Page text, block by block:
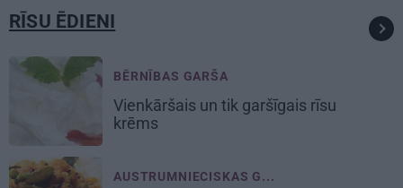
RĪSU ĒDIENI
BĒRNĪBAS GARŠA
Vienkāršais un tik garšīgais rīsu
krēms
AUSTRUMNIECISKAS G...